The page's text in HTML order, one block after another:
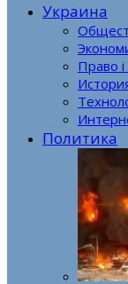
Украина
Право і
Политика